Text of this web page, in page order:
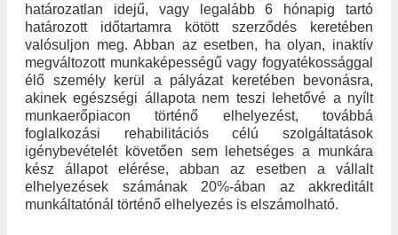
határozatlan idejű, vagy legalább 6 hónapig tartó
határozott időtartamra kötött szerződés keretében
valósuljon meg. Abban az esetben, ha olyan, inaktív
megváltozott munkaképességű vagy fogyatékossággal
élő személy kerül a pályázat keretében bevonásra,
akinek egészségi állapota nem teszi lehetővé a nyílt
munkaerőpiacon történő elhelyezést, továbbá
foglalkozási rehabilitációs célú szolgáltatások
igénybevételét követően sem lehetséges a munkára
kész állapot elérése, abban az esetben a vállalt
elhelyezések számának 20%-ában az akkreditált
munkáltatónál történő elhelyezés is elszámolható.